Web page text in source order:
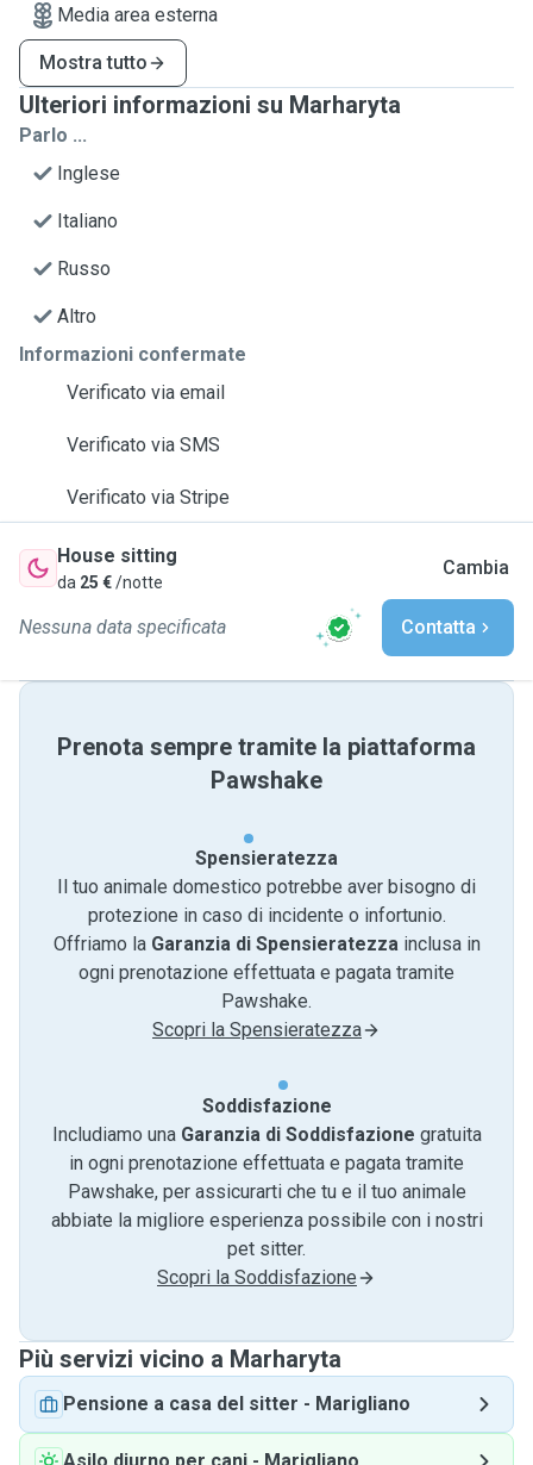
Media area esterna
Mostra tutto
Ulteriori informazioni su Marharyta
Parlo ...
Inglese
Italiano
Russo
Altro
Informazioni confermate
Verificato via email
Verificato via SMS
Verificato via Stripe
House sitting
da 25 €/notte
Cambia
Nessuna data specificata Contatta
Prenota sempre tramite la piattaforma
Pawshake
Spensieratezza
Il tuo animale domestico potrebbe aver bisogno di
protezione in caso di incidente o infortunio.
Offriamo la Garanzia di Spensieratezzainclusa in
ogni prenotazione effettuata e pagata tramite
Pawshake.
Scopri la Spensieratezza
Soddisfazione
Includiamo una Garanzia di Soddisfazione gratuita
in ogni prenotazione effettuata e pagata tramite
Pawshake, per assicurarti che tu e il tuo animale
abbiate la migliore esperienza possibile con i nostri
pet sitter.
Scopri la Soddisfazione
Più servizi vicino a Marharyta
Pensione a casa del sitter - Marigliano